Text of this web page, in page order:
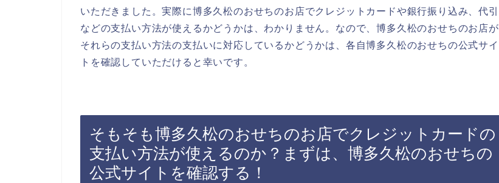
いただきました。実際に博多久松のおせちのお店でクレジットカードや銀行振り込み、代引
などの支払い方法が使えるかどうかは、わかりません。なので、博多久松のおせちのお店が
それらの支払い方法の支払いに対応しているかどうかは、各自博多久松のおせちの公式サイ
トを確認していただけると幸いです。
そもそも博多久松のおせちのお店でクレジットカードの
支払い方法が使えるのか？まずは、博多久松のおせちの
公式サイトを確認する！